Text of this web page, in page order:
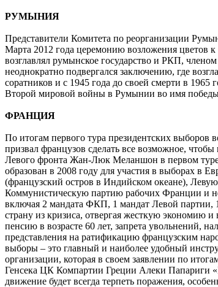
РУМЫНИЯ
Представители Комитета по реорганизации
Марта 2012 года церемонию возложения цветов
возглавлял румынское государство и РКП,
неоднократно подвергался заключению, где
соратников и с 1945 года до своей смерти в
Второй мировой войны в Румынии во имя
ФРАНЦИЯ
По итогам первого тура президентских
призвал французов сделать все возможное,
Левого фронта Жан-Люк Меланшон в первом туре
образован в 2008 году для участия в выборах в
(французский остров в Индийском океане),
Коммунистическую партию рабочих Франции и
включая 2 мандата ФКП, 1 мандат Левой партии,
страну из кризиса, отвергая жесткую экономию
пенсию в возрасте 60 лет, запрета увольнений,
представления на ратификацию французским
выборы – это главный и наиболее удобный
организации, которая в своем заявлении по
Генсека ЦК Компартии Греции Алеки Папариги
движение будет всегда терпеть поражения,